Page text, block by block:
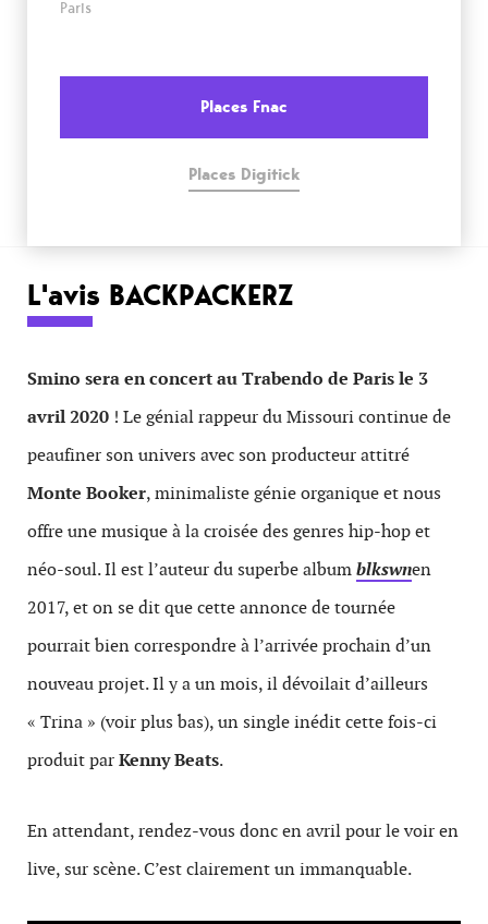
Paris
Places Fnac
Places Digitick
L'avis BACKPACKERZ
Smino sera en concert au Trabendo de Paris le 3
avril 2020 ! Le génial rappeur du Missouri continue de
peaufiner son univers avec son producteur attitré
Monte Booker, minimaliste génie organique et nous
offre une musique à la croisée des genres hip-hop et
néo-soul. Il est l’auteur du superbe albumblkswnen
2017, et on se dit que cette annonce de tournée
pourrait bien correspondre à l’arrivée prochain d’un
nouveau projet. Il y a un mois, il dévoilait d’ailleurs
« Trina » (voir plus bas), un single inédit cette fois-ci
produit parKenny Beats.
En attendant, rendez-vous donc en avril pour le voir en
live, sur scène. C’est clairement un immanquable.